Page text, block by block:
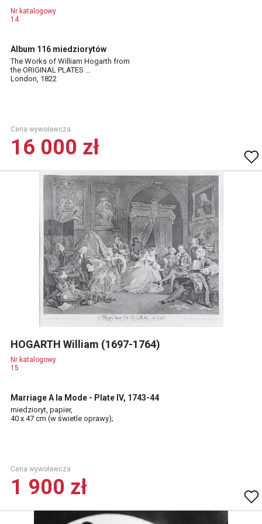
Nr katalogowy
14
Album 116 miedziorytów
The Works of William Hogarth from
the ORIGINAL PLATES …
London, 1822
Cena wywoławcza.
16 000 zł
HOGARTH William (1697-1764)
Nr katalogowy
15
Marriage A la Mode - Plate IV, 1743-44
miedzioryt, papier,
40 x 47 cm (w świetle oprawy);
Cena wywoławcza.
1 900 zł